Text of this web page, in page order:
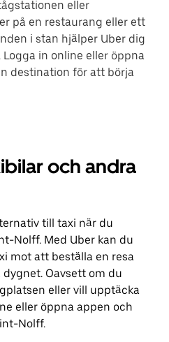
eller
på en restaurang eller ett
i stan hjälper Uber dig
in online eller öppna
destination för att börja
och andra
till taxi när du
Nolff. Med Uber kan du
mot att beställa en resa
Oavsett om du
eller vill upptäcka
eller öppna appen och
Nolff.